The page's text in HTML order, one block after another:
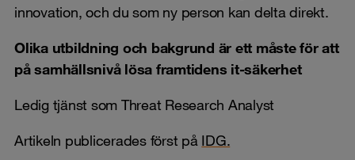
innovation, och du som ny person kan delta direkt.
Olika utbildning och bakgrund är ett måste för att
på samhällsnivå lösa framtidens it-säkerhet
Ledig tjänst som Threat Research Analyst
Artikeln publicerades först på IDG.